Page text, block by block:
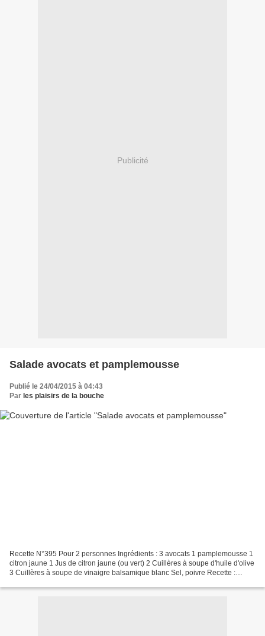
Publicité
Salade avocats et pamplemousse
Publié le 24/04/2015 à 04:43
Par les plaisirs de la bouche
Recette N°395 Pour 2 personnes Ingrédients : 3 avocats 1 pamplemousse 1
citron jaune 1 Jus de citron jaune (ou vert) 2 Cuillères à soupe d'huile d'olive
3 Cuillères à soupe de vinaigre balsamique blanc Sel, poivre Recette :